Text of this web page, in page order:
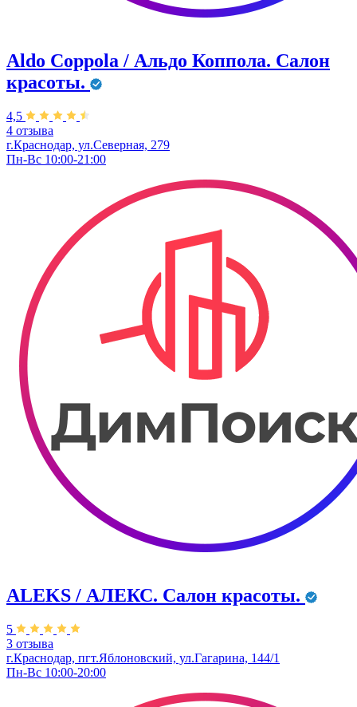
Aldo Coppola / Альдо Коппола. Салон
красоты.
4,5
4 отзыва
г.Краснодар, ул.Северная, 279
Пн-Вс 10:00-21:00
ALEKS / АЛЕКС. Салон красоты.
5
3 отзыва
г.Краснодар, пгт.Яблоновский, ул.Гагарина, 144/1
Пн-Вс 10:00-20:00